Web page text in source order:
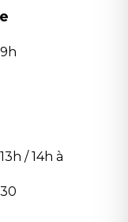
/ 14h à